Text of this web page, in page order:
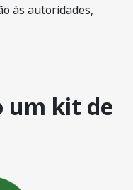
às autoridades,
um kit de